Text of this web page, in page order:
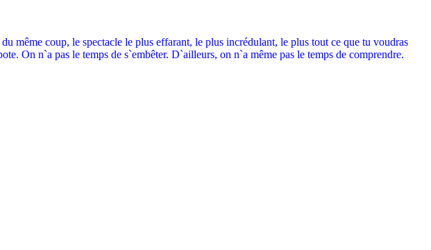
même coup, le spectacle le plus effarant, le plus incrédulant, le plus tout ce que tu voudras
On n`a pas le temps de s`embêter. D`ailleurs, on n`a même pas le temps de comprendre.